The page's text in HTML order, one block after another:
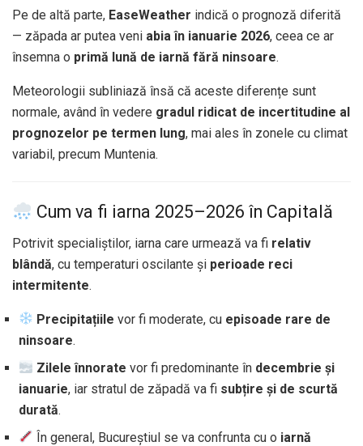
Pe de altă parte, EaseWeather indică o prognoză diferită
— zăpada ar putea veni abia în ianuarie 2026, ceea ce ar
însemna o primă lună de iarnă fără ninsoare.
Meteorologii subliniază însă că aceste diferențe sunt
normale, având în vedere gradul ridicat de incertitudine al
prognozelor pe termen lung, mai ales în zonele cu climat
variabil, precum Muntenia.
Cum va fi iarna 2025–2026 în Capitală
Potrivit specialiștilor, iarna care urmează va fi relativ
blândă, cu temperaturi oscilante și perioade reci
intermitente.
Precipitațiile vor fi moderate, cu episoade rare de
ninsoare.
Zilele înnorate vor fi predominante în decembrie și
ianuarie, iar stratul de zăpadă va fi subțire și de scurtă
durată.
În general, Bucureștiul se va confrunta cu o iarnă